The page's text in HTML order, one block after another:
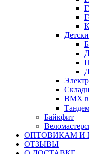
BMX
Байкфит
ОПТОВИКАМ И
ОТЗЫВЫ